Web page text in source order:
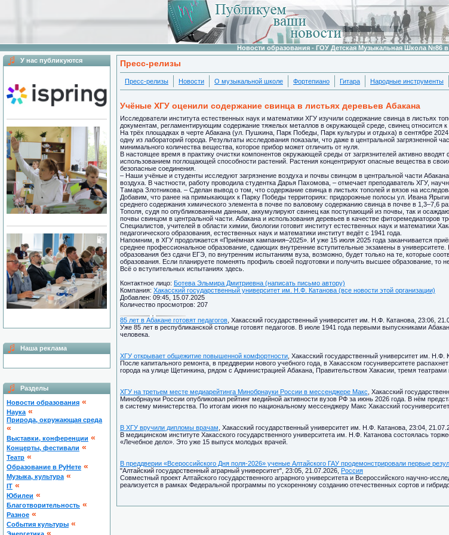
Новости образования - ГОУ Детская Музыкальная Школа №86
У нас публикуются
Наша реклама
Разделы
Новости образования «
Наука «
Природа, окружающая среда
«
Выставки, конференции «
Концерты, фестивали «
Театр «
Образование в РуНете «
Музыка, культура «
IT «
Юбилеи «
Благотворительность «
Разное «
Cобытия культуры «
Пресс-релизы
Пресс-релизы Новости О музыкальной школе Фортепиано Гитара Народные инструменты
Учёные ХГУ оценили содержание свинца в листьях деревьев Абакана
Исследователи института естественных наук и математики ХГУ изучили содержание свинца в листьях
документам, регламентирующим содержание тяжелых металлов в окружающей среде, свинец относится к
На трёх площадках в черте Абакана (ул. Пушкина, Парк Победы, Парк культуры и отдыха) в сентябре
одну из лабораторий города. Результаты исследования показали, что даже в центральной загрязненной
минимального количества вещества, которое прибор может отличить от нуля.
В настоящее время в практику очистки компонентов окружающей среды от загрязнителей активно
использованием поглощающей способности растений. Растения концентрируют опасные вещества в
безопасные соединения.
– Наши учёные и студенты исследуют загрязнение воздуха и почвы свинцом в центральной части
воздуха. В частности, работу проводила студентка Дарья Пахомова, – отмечает преподаватель ХГУ,
Тамара Злотникова. – Сделан вывод о том, что содержание свинца в листьях тополей и вязов на
Добавим, что ранее на примыкающих к Парку Победы территориях: придорожные полосы ул. Ивана
среднего содержания химического элемента в почве по валовому содержанию свинца в почве в 1,3–7,6
Тополя, судя по опубликованным данным, аккумулируют свинец как поступающий из почвы, так и
почвы свинцом в центральной части. Абакана и использования деревьев в качестве фиторемедиаторов
Специалистов, учителей в области химии, биологии готовит институт естественных наук и математики
педагогического образования, естественных наук и математики институт ведёт с 1941 года.
Напомним, в ХГУ продолжается «Приёмная кампания–2025». И уже 15 июля 2025 года заканчивается
среднее профессиональное образование, сдающих внутренние вступительные экзамены в
образования без сдачи ЕГЭ, по внутренним испытаниям вуза, возможно, будет только на те, которые
образования. Если планируете поменять профиль своей подготовки и получить высшее образование, то
Всё о вступительных испытаниях здесь.
Контактное лицо: Ботева Эльмира Дмитриевна (написать письмо автору)
Компания: Хакасский государственный университет им. Н.Ф. Катанова (все новости этой организации)
Добавлен: 09:45, 15.07.2025
Количество просмотров: 207
85 лет в Абакане готовят педагогов , Хакасский государственный университет им. Н.Ф. Катанова, 23:06,
Уже 85 лет в республиканской столице готовят педагогов. В июле 1941 года первыми выпускниками
человека.
ХГУ открывает общежитие повышенной комфортности , Хакасский государственный университет им. Н.Ф.
После капитального ремонта, в преддверии нового учебного года, в Хакасском госуниверситете
города на улице Щетинкина, рядом с Администрацией Абакана, Правительством Хакасии, тремя театрами
ХГУ на третьем месте медиарейтинга Минобрнауки России в мессенджере Макс , Хакасский
Минобрнауки России опубликовал рейтинг медийной активности вузов РФ за июнь 2026 года. В нём
в систему министерства. По итогам июня по национальному мессенджеру Макс Хакасский
В ХГУ вручили дипломы врачам , Хакасский государственный университет им. Н.Ф. Катанова, 23:04,
В медицинском институте Хакасского государственного университета им. Н.Ф. Катанова состоялась
«Лечебное дело». Это уже 15 выпуск молодых врачей.
В преддверии «Всероссийского Дня поля-2026» ученые Алтайского ГАУ продемонстрировали первые
"Алтайский государственный аграрный университет", 23:05, 21.07.2026, Россия
Совместный проект Алтайского государственного аграрного университета и Всероссийского научно-
реализуется в рамках Федеральной программы по ускоренному созданию отечественных сортов и